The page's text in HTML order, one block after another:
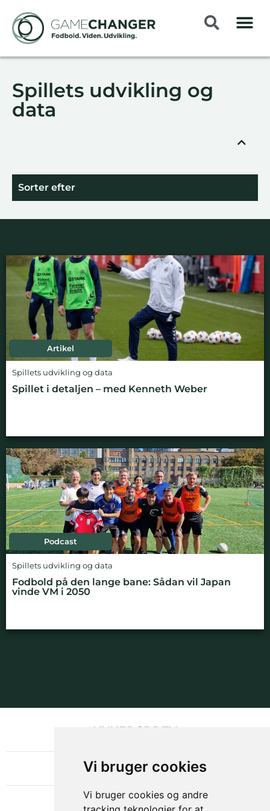
Vi bruger cookies
Vi bruger cookies og andre
Spillets udvikling og
data
Sorter efter
Artikel
Spillets udvikling og data
Spillet i detaljen – med Kenneth Weber
Podcast
Spillets udvikling og data
Fodbold på den lange bane: Sådan vil Japan
vinde VM i 2050
NYHEDSBREV
OM GAMECHANGER